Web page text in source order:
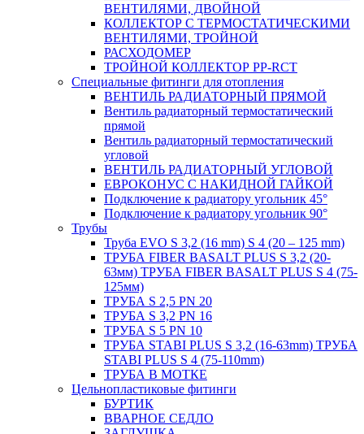
ВЕНТИЛЯМИ, ДВОЙНОЙ
КОЛЛЕКТОР С ТЕРМОСТАТИЧЕСКИМИ
ВЕНТИЛЯМИ, ТРОЙНОЙ
РАСХОДОМЕР
ТРОЙНОЙ КОЛЛЕКТОР PP-RCT
Специальные фитинги для отопления
ВЕНТИЛЬ РАДИАТОРНЫЙ ПРЯМОЙ
Вентиль радиаторный термостатический
прямой
Вентиль радиаторный термостатический
угловой
ВЕНТИЛЬ РАДИАТОРНЫЙ УГЛОВОЙ
ЕВРОКОНУС С НАКИДНОЙ ГАЙКОЙ
Подключение к радиатору угольник 45°
Подключение к радиатору угольник 90°
Трубы
Труба EVO S 3,2 (16 mm) S 4 (20 – 125 mm)
ТРУБА FIBER BASALT PLUS S 3,2 (20-
63мм) ТРУБА FIBER BASALT PLUS S 4 (75-
125мм)
ТРУБА S 2,5 PN 20
ТРУБА S 3,2 PN 16
ТРУБА S 5 PN 10
ТРУБА STABI PLUS S 3,2 (16-63mm) ТРУБА
STABI PLUS S 4 (75-110mm)
ТРУБА В МОТКЕ
Цельнопластиковые фитинги
БУРТИК
ВВАРНОЕ СЕДЛО